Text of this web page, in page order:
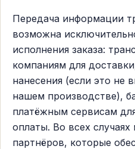
Передача информации
возможна
исполнения заказа:
компаниям для
нанесения (если это не
нашем производстве),
платёжным сервисам
оплаты. Во всех
партнёров, которые